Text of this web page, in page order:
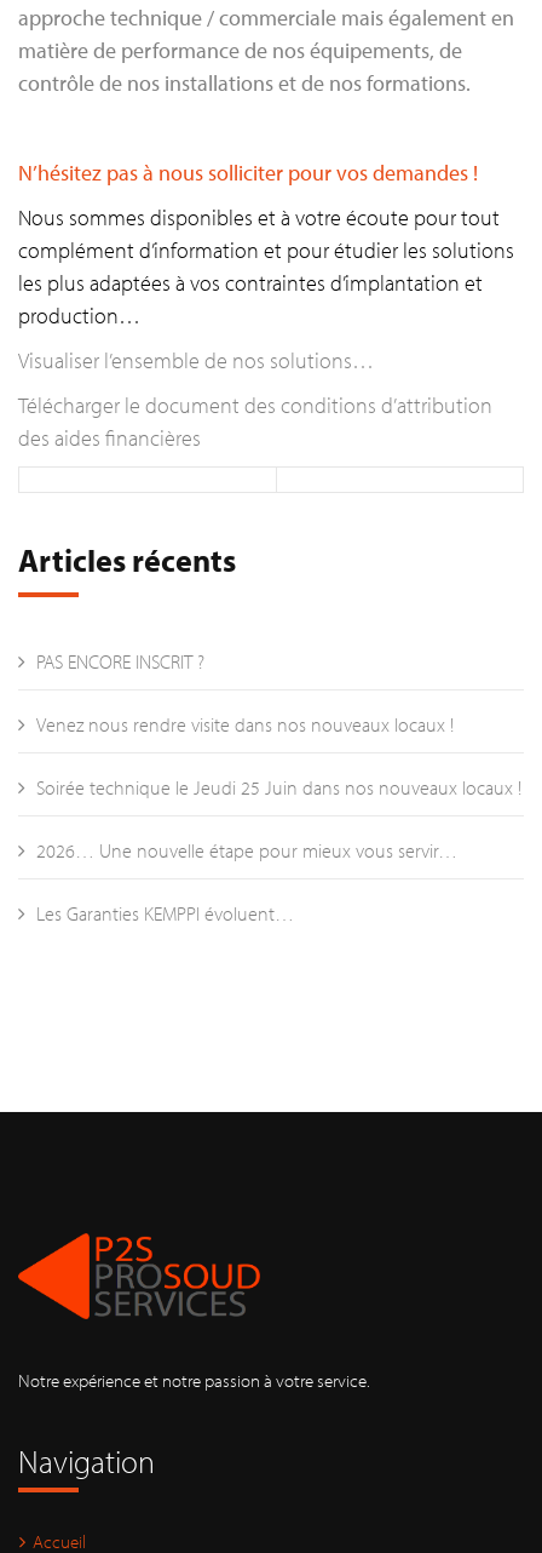
approche technique / commerciale mais également en
matière de performance de nos équipements, de
contrôle de nos installations et de nos formations.
N’hésitez pas à nous solliciter pour vos demandes !
Nous sommes disponibles et à votre écoute pour tout
complément d’information et pour étudier les solutions
les plus adaptées à vos contraintes d’implantation et
production…
Visualiser l’ensemble de nos solutions…
Télécharger le document des conditions d’attribution
des aides financières
Articles récents
PAS ENCORE INSCRIT ?
Venez nous rendre visite dans nos nouveaux locaux !
Soirée technique le Jeudi 25 Juin dans nos nouveaux locaux !
2026… Une nouvelle étape pour mieux vous servir…
Les Garanties KEMPPI évoluent…
Notre expérience et notre passion à votre service.
Navigation
Accueil